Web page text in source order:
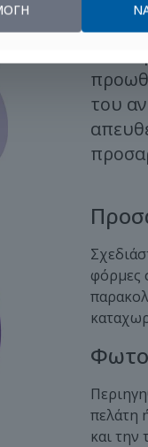
Δώστε
του
φόρμες
πελάτη
και